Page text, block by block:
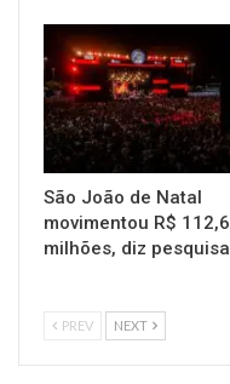
São João de Natal
movimentou R$ 112,6
milhões, diz pesquisa
PREV NEXT